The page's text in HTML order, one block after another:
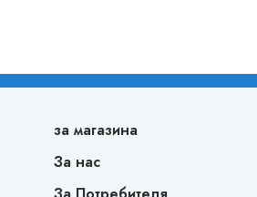
за магазина
За нас